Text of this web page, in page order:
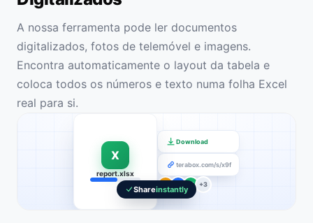
A nossa ferramenta pode ler documentos
digitalizados, fotos de telemóvel e imagens.
Encontra automaticamente o layout da tabela e
coloca todos os números e texto numa folha Excel
real para si.
X
report.xlsx
Download
terabox.com/s/x9f
M +3
Shareinstantly